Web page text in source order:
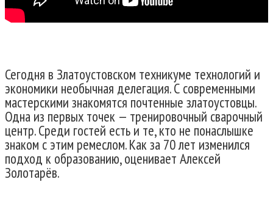
Сегодня в Златоустовском техникуме технологий и
экономики необычная делегация. С современными
мастерскими знакомятся почтенные златоустовцы.
Одна из первых точек — тренировочный сварочный
центр. Среди гостей есть и те, кто не понаслышке
знаком с этим ремеслом. Как за 70 лет изменился
подход к образованию, оценивает Алексей
Золотарёв.